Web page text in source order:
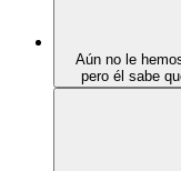
Aún no le
pero él sabe